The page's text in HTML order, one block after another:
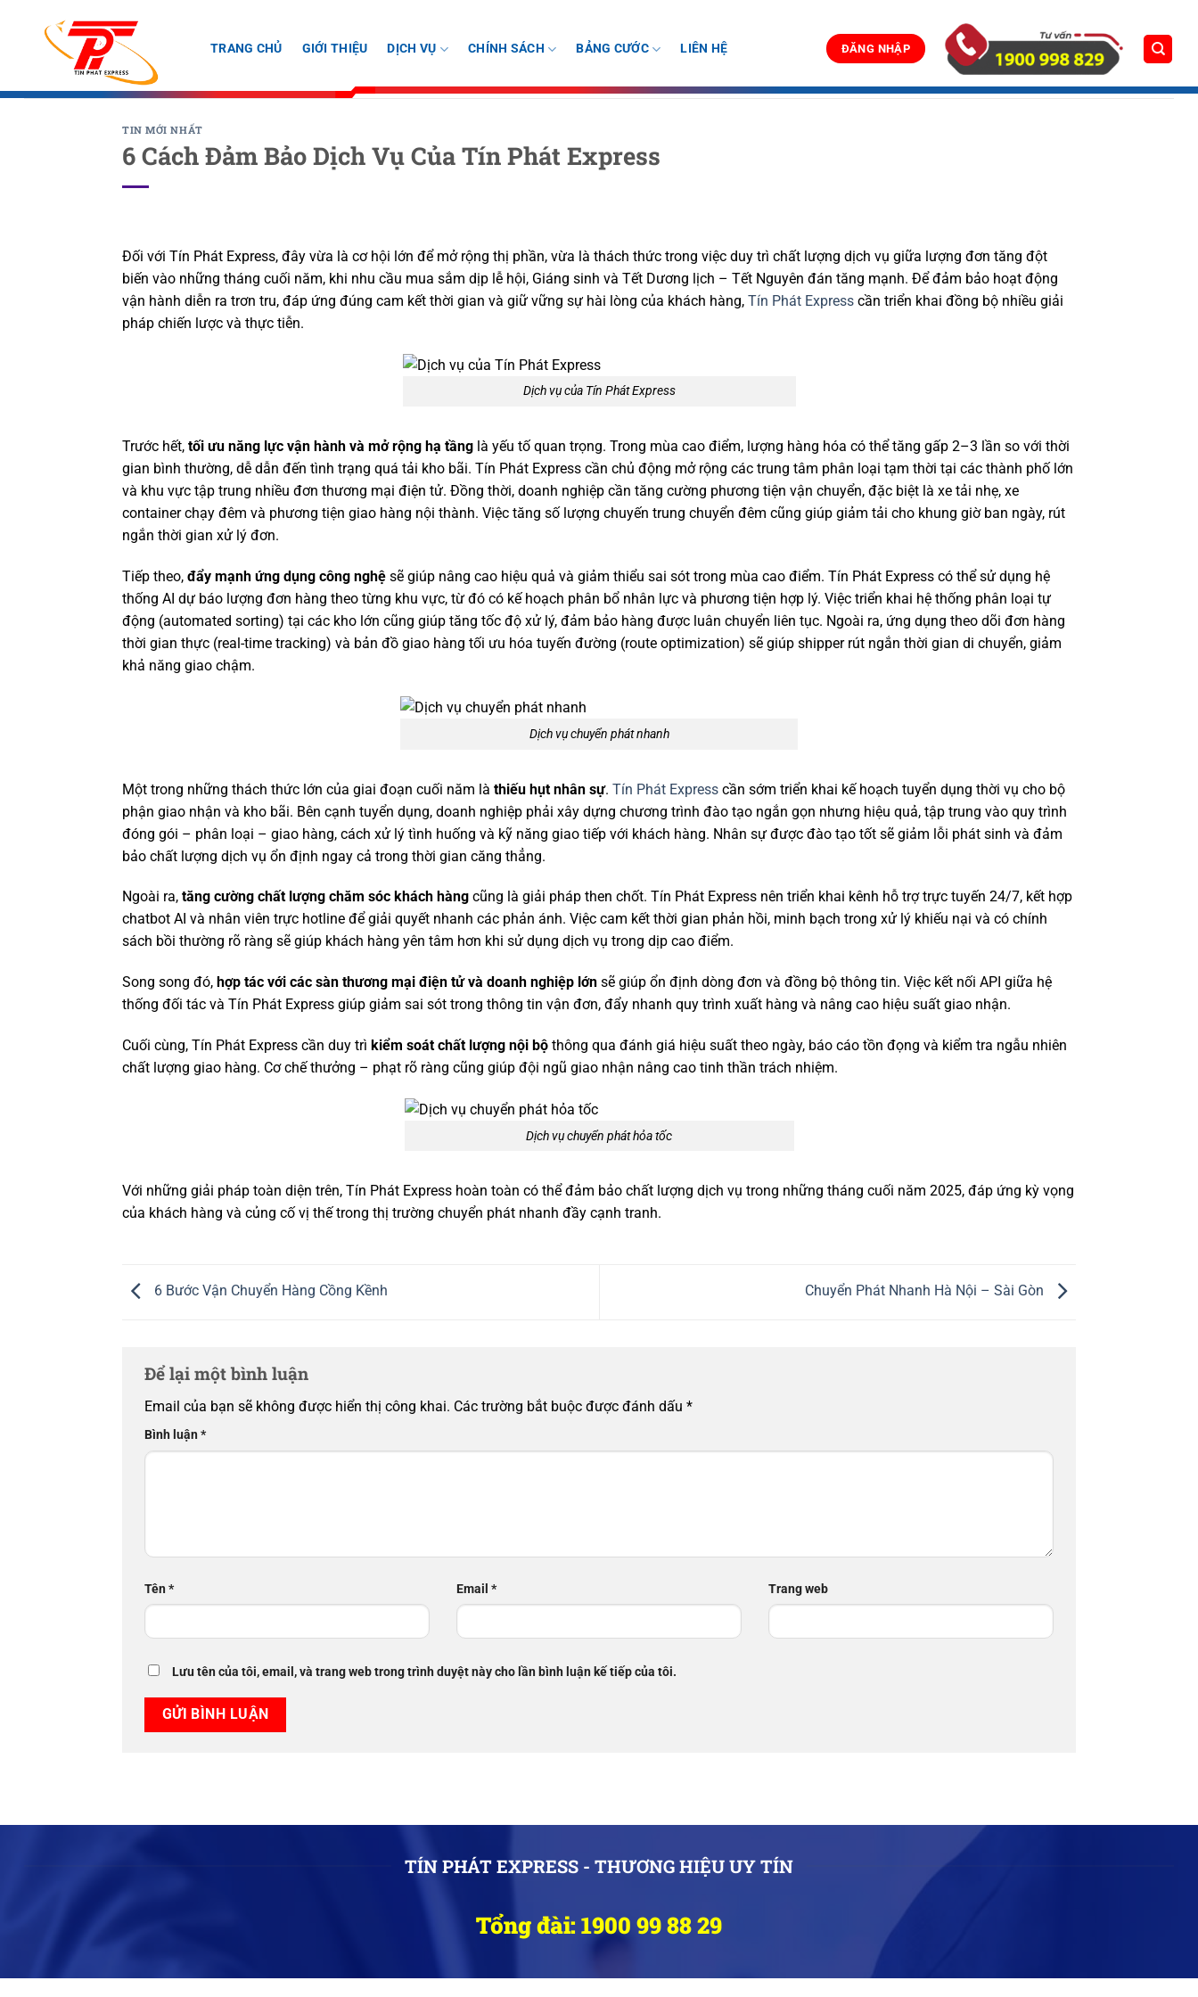
TRANG CHỦ GIỚI THIỆU DỊCH VỤ CHÍNH SÁCH BẢNG CƯỚC LIÊN HỆ ĐĂNG NHẬP
TIN MỚI NHẤT
6 Cách Đảm Bảo Dịch Vụ Của Tín Phát Express
Đối với Tín Phát Express, đây vừa là cơ hội lớn để mở rộng thị phần, vừa là thách thức trong việc duy trì chất lượng dịch vụ giữa lượng đơn tăng đột
biến vào những tháng cuối năm, khi nhu cầu mua sắm dịp lễ hội, Giáng sinh và Tết Dương lịch – Tết Nguyên đán tăng mạnh. Để đảm bảo hoạt động
vận hành diễn ra trơn tru, đáp ứng đúng cam kết thời gian và giữ vững sự hài lòng của khách hàng, Tín Phát Express cần triển khai đồng bộ nhiều giải
pháp chiến lược và thực tiễn.
Dịch vụ của Tín Phát Express
Trước hết, tối ưu năng lực vận hành và mở rộng hạ tầng là yếu tố quan trọng. Trong mùa cao điểm, lượng hàng hóa có thể tăng gấp 2–3 lần so với thời
gian bình thường, dễ dẫn đến tình trạng quá tải kho bãi. Tín Phát Express cần chủ động mở rộng các trung tâm phân loại tạm thời tại các thành phố lớn
và khu vực tập trung nhiều đơn thương mại điện tử. Đồng thời, doanh nghiệp cần tăng cường phương tiện vận chuyển, đặc biệt là xe tải nhẹ, xe
container chạy đêm và phương tiện giao hàng nội thành. Việc tăng số lượng chuyến trung chuyển đêm cũng giúp giảm tải cho khung giờ ban ngày, rút
ngắn thời gian xử lý đơn.
Tiếp theo, đẩy mạnh ứng dụng công nghệ sẽ giúp nâng cao hiệu quả và giảm thiểu sai sót trong mùa cao điểm. Tín Phát Express có thể sử dụng hệ
thống AI dự báo lượng đơn hàng theo từng khu vực, từ đó có kế hoạch phân bổ nhân lực và phương tiện hợp lý. Việc triển khai hệ thống phân loại tự
động (automated sorting) tại các kho lớn cũng giúp tăng tốc độ xử lý, đảm bảo hàng được luân chuyển liên tục. Ngoài ra, ứng dụng theo dõi đơn hàng
thời gian thực (real-time tracking) và bản đồ giao hàng tối ưu hóa tuyến đường (route optimization) sẽ giúp shipper rút ngắn thời gian di chuyển, giảm
khả năng giao chậm.
Dịch vụ chuyển phát nhanh
Một trong những thách thức lớn của giai đoạn cuối năm là thiếu hụt nhân sự. Tín Phát Express cần sớm triển khai kế hoạch tuyển dụng thời vụ cho bộ
phận giao nhận và kho bãi. Bên cạnh tuyển dụng, doanh nghiệp phải xây dựng chương trình đào tạo ngắn gọn nhưng hiệu quả, tập trung vào quy trình
đóng gói – phân loại – giao hàng, cách xử lý tình huống và kỹ năng giao tiếp với khách hàng. Nhân sự được đào tạo tốt sẽ giảm lỗi phát sinh và đảm
bảo chất lượng dịch vụ ổn định ngay cả trong thời gian căng thẳng.
Ngoài ra, tăng cường chất lượng chăm sóc khách hàng cũng là giải pháp then chốt. Tín Phát Express nên triển khai kênh hỗ trợ trực tuyến 24/7, kết hợp
chatbot AI và nhân viên trực hotline để giải quyết nhanh các phản ánh. Việc cam kết thời gian phản hồi, minh bạch trong xử lý khiếu nại và có chính
sách bồi thường rõ ràng sẽ giúp khách hàng yên tâm hơn khi sử dụng dịch vụ trong dịp cao điểm.
Song song đó, hợp tác với các sàn thương mại điện tử và doanh nghiệp lớn sẽ giúp ổn định dòng đơn và đồng bộ thông tin. Việc kết nối API giữa hệ
thống đối tác và Tín Phát Express giúp giảm sai sót trong thông tin vận đơn, đẩy nhanh quy trình xuất hàng và nâng cao hiệu suất giao nhận.
Cuối cùng, Tín Phát Express cần duy trì kiểm soát chất lượng nội bộ thông qua đánh giá hiệu suất theo ngày, báo cáo tồn đọng và kiểm tra ngẫu nhiên
chất lượng giao hàng. Cơ chế thưởng – phạt rõ ràng cũng giúp đội ngũ giao nhận nâng cao tinh thần trách nhiệm.
Dịch vụ chuyển phát hỏa tốc
Với những giải pháp toàn diện trên, Tín Phát Express hoàn toàn có thể đảm bảo chất lượng dịch vụ trong những tháng cuối năm 2025, đáp ứng kỳ vọng
của khách hàng và củng cố vị thế trong thị trường chuyển phát nhanh đầy cạnh tranh.
6 Bước Vận Chuyển Hàng Cồng Kềnh Chuyển Phát Nhanh Hà Nội – Sài Gòn
Để lại một bình luận
Email của bạn sẽ không được hiển thị công khai. Các trường bắt buộc được đánh dấu *
Bình luận*
Tên* Email * Trang web
Lưu tên của tôi, email, và trang web trong trình duyệt này cho lần bình luận kế tiếp của tôi.
TÍN PHÁT EXPRESS - THƯƠNG HIỆU UY TÍN
Tổng đài: 1900 99 88 29